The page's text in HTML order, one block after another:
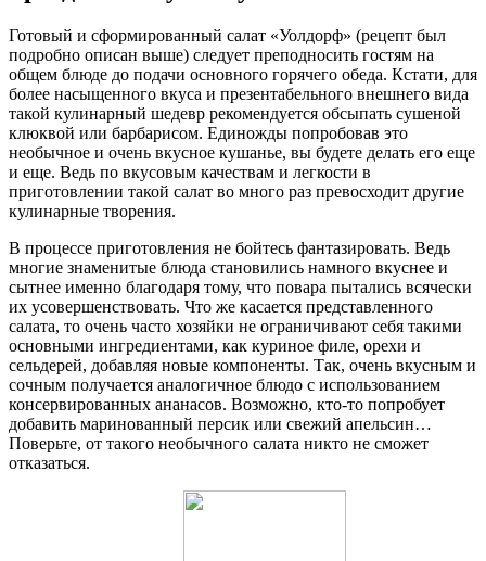
Готовый и сформированный салат «Уолдорф» (рецепт был
подробно описан выше) следует преподносить гостям на
общем блюде до подачи основного горячего обеда. Кстати, для
более насыщенного вкуса и презентабельного внешнего вида
такой кулинарный шедевр рекомендуется обсыпать сушеной
клюквой или барбарисом. Единожды попробовав это
необычное и очень вкусное кушанье, вы будете делать его еще
и еще. Ведь по вкусовым качествам и легкости в
приготовлении такой салат во много раз превосходит другие
кулинарные творения.
В процессе приготовления не бойтесь фантазировать. Ведь
многие знаменитые блюда становились намного вкуснее и
сытнее именно благодаря тому, что повара пытались всячески
их усовершенствовать. Что же касается представленного
салата, то очень часто хозяйки не ограничивают себя такими
основными ингредиентами, как куриное филе, орехи и
сельдерей, добавляя новые компоненты. Так, очень вкусным и
сочным получается аналогичное блюдо с использованием
консервированных ананасов. Возможно, кто-то попробует
добавить маринованный персик или свежий апельсин…
Поверьте, от такого необычного салата никто не сможет
отказаться.